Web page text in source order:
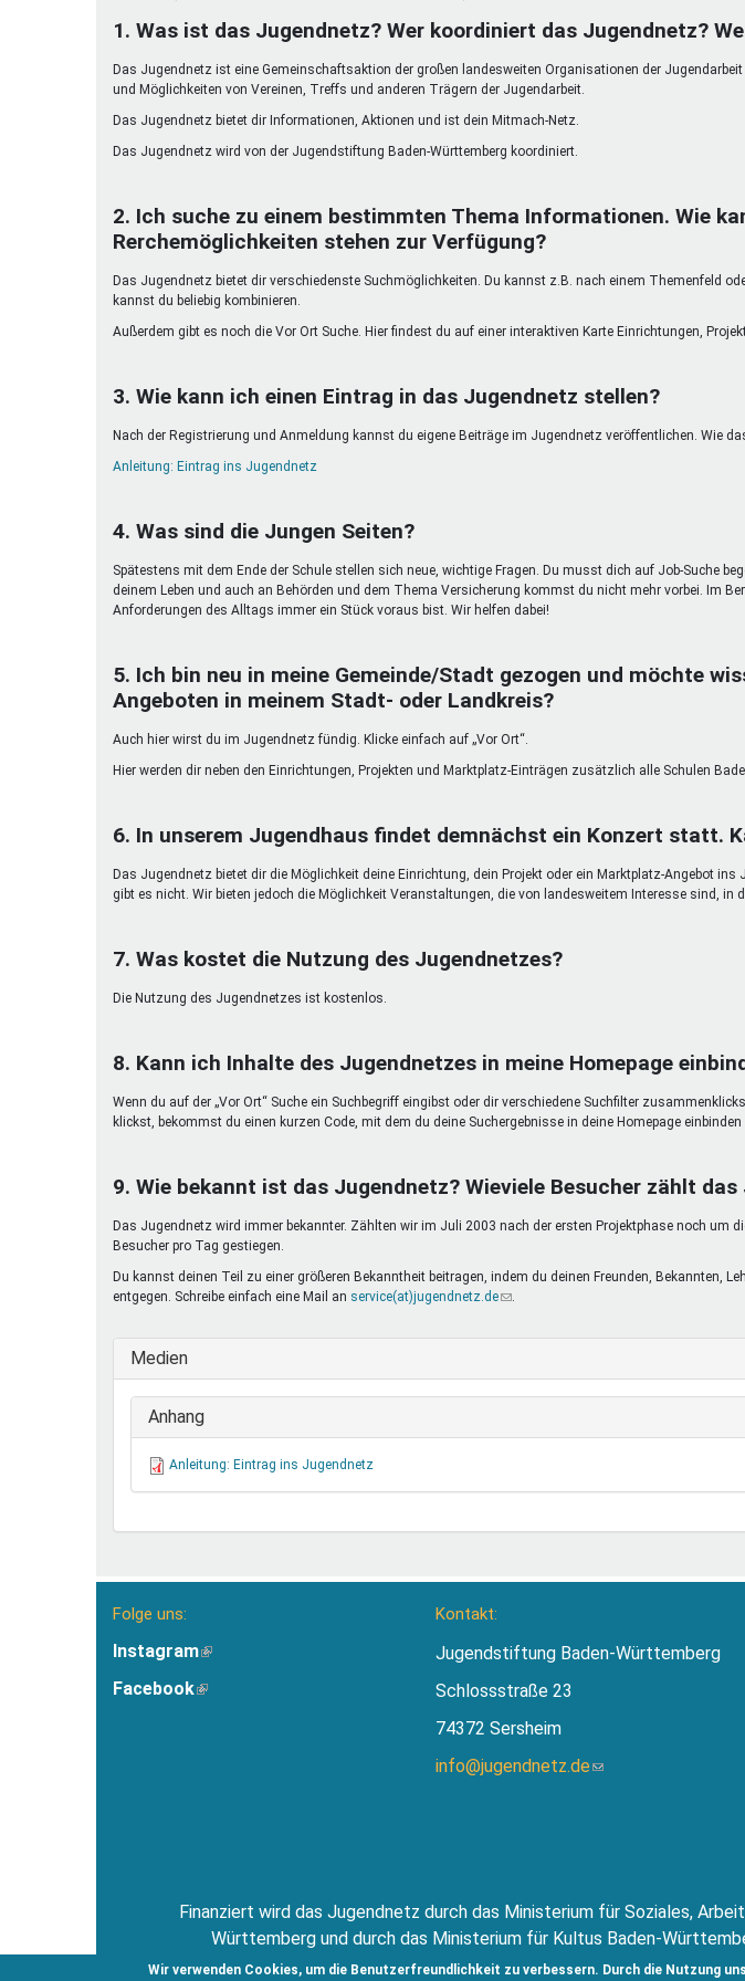
Wir verwenden Cookies, um die Benutzerfreundlichkeit zu verbessern. Durch die Nutzung
Vielfaltcoach
Umweltmentoren
1. Was ist das Jugendnetz? Wer koordiniert das Jugendnetz?
Das Jugendnetz ist eine Gemeinschaftsaktion der großen landesweiten Organisationen der
und Möglichkeiten von Vereinen, Treffs und anderen Trägern der Jugendarbeit.
Das Jugendnetz bietet dir Informationen, Aktionen und ist dein Mitmach-Netz.
Das Jugendnetz wird von der Jugendstiftung Baden-Württemberg koordiniert.
2. Ich suche zu einem bestimmten Thema Informationen. Wie
Rerchemöglichkeiten stehen zur Verfügung?
Das Jugendnetz bietet dir verschiedenste Suchmöglichkeiten. Du kannst z.B. nach einem Themenfeld
kannst du beliebig kombinieren.
Außerdem gibt es noch die Vor Ort Suche. Hier findest du auf einer interaktiven Karte Einrichtungen,
3. Wie kann ich einen Eintrag in das Jugendnetz stellen?
Nach der Registrierung und Anmeldung kannst du eigene Beiträge im Jugendnetz veröffentlichen. Wie
Anleitung: Eintrag ins Jugendnetz
4. Was sind die Jungen Seiten?
Spätestens mit dem Ende der Schule stellen sich neue, wichtige Fragen. Du musst dich auf Job-Suche
deinem Leben und auch an Behörden und dem Thema Versicherung kommst du nicht mehr vorbei. Im
Anforderungen des Alltags immer ein Stück voraus bist. Wir helfen dabei!
5. Ich bin neu in meine Gemeinde/Stadt gezogen und möchte
Angeboten in meinem Stadt- oder Landkreis?
Auch hier wirst du im Jugendnetz fündig. Klicke einfach auf „Vor Ort“.
Hier werden dir neben den Einrichtungen, Projekten und Marktplatz-Einträgen zusätzlich alle Schulen
6. In unserem Jugendhaus findet demnächst ein Konzert statt.
Das Jugendnetz bietet dir die Möglichkeit deine Einrichtung, dein Projekt oder ein Marktplatz-Angebot
gibt es nicht. Wir bieten jedoch die Möglichkeit Veranstaltungen, die von landesweitem Interesse sind, in
7. Was kostet die Nutzung des Jugendnetzes?
Die Nutzung des Jugendnetzes ist kostenlos.
8. Kann ich Inhalte des Jugendnetzes in meine Homepage
Wenn du auf der „Vor Ort“ Suche ein Suchbegriff eingibst oder dir verschiedene Suchfilter
klickst, bekommst du einen kurzen Code, mit dem du deine Suchergebnisse in deine Homepage
9. Wie bekannt ist das Jugendnetz? Wieviele Besucher zählt
Das Jugendnetz wird immer bekannter. Zählten wir im Juli 2003 nach der ersten Projektphase noch
Besucher pro Tag gestiegen.
Du kannst deinen Teil zu einer größeren Bekanntheit beitragen, indem du deinen Freunden, Bekannten,
entgegen. Schreibe einfach eine Mail an service(at)jugendnetz.de(Link
E-
.
Medien
Anhang
Anleitung: Eintrag ins Jugendnetz
Folge uns:
Instagram(Link
extern)
Facebook(Link
Kontakt:
Jugendstiftung Baden-Württemberg
Schlossstraße 23
74372 Sersheim
info@jugendnetz.de(Link
Finanziert wird das Jugendnetz durch das Ministerium für Soziales,
Württemberg und durch das Ministerium für Kultus Baden-
Jugendstiftung Baden-Württemberg.